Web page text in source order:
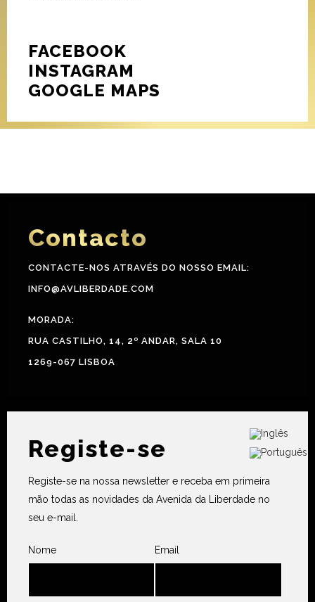
FACEBOOK
INSTAGRAM
GOOGLE MAPS
Contacto
CONTACTE-NOS ATRAVÉS DO NOSSO EMAIL:
INFO@AVLIBERDADE.COM
MORADA:
RUA CASTILHO, 14, 2º ANDAR, SALA 10
1269-067 LISBOA
Registe-se
Registe-se na nossa newsletter e receba em primeira
mão todas as novidades da Avenida da Liberdade no
seu e-mail.
Nome Email